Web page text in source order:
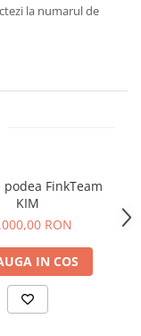
la numarul de
podea FinkTeam
KIM
RON
IN COS